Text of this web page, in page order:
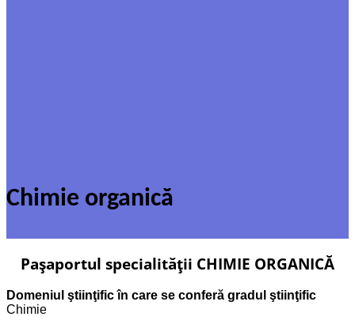
Chimie organică
Paşaportul specialităţii CHIMIE ORGANICĂ
Domeniul ştiinţific în care se conferă gradul ştiinţific
Chimie